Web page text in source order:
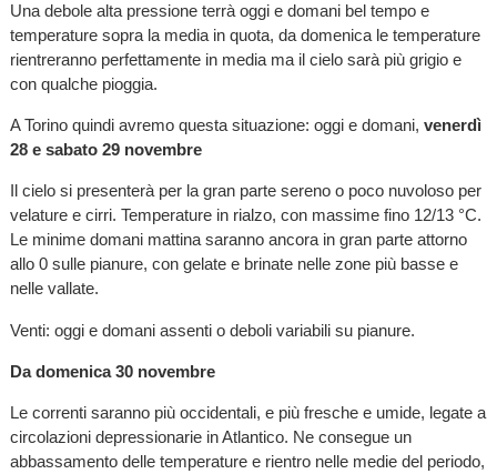
Una debole alta pressione terrà oggi e domani bel tempo e
temperature sopra la media in quota, da domenica le temperature
rientreranno perfettamente in media ma il cielo sarà più grigio e
con qualche pioggia.
A Torino quindi avremo questa situazione: oggi e domani, venerdì
28 e sabato 29 novembre
Il cielo si presenterà per la gran parte sereno o poco nuvoloso per
velature e cirri. Temperature in rialzo, con massime fino 12/13 °C.
Le minime domani mattina saranno ancora in gran parte attorno
allo 0 sulle pianure, con gelate e brinate nelle zone più basse e
nelle vallate.
Venti: oggi e domani assenti o deboli variabili su pianure.
Da domenica 30 novembre
Le correnti saranno più occidentali, e più fresche e umide, legate a
circolazioni depressionarie in Atlantico. Ne consegue un
abbassamento delle temperature e rientro nelle medie del periodo,